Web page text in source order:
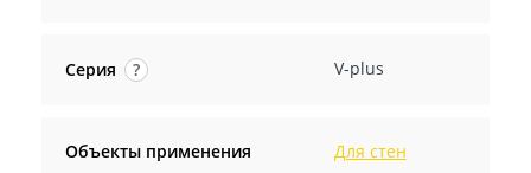
Серия ? V-plus
Объекты применения Для стен